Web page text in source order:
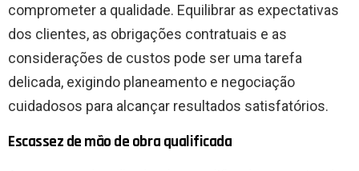
comprometer a qualidade. Equilibrar as expectativas
dos clientes, as obrigações contratuais e as
considerações de custos pode ser uma tarefa
delicada, exigindo planeamento e negociação
cuidadosos para alcançar resultados satisfatórios.
Escassez de mão de obra qualificada